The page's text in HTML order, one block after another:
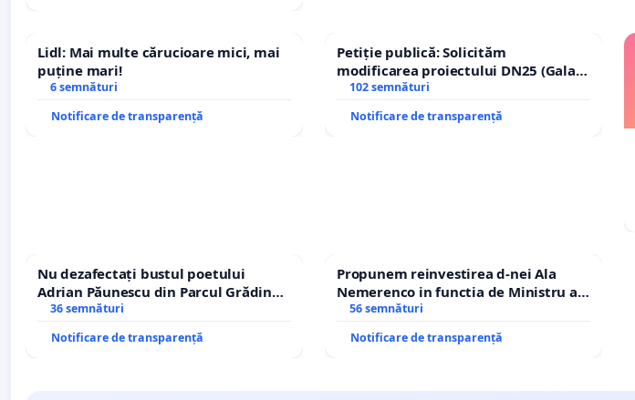
Lidl: Mai multe cărucioare mici, mai
puține mari!
6 semnături
Notificare de transparență
Petiție publică: Solicităm
modificarea proiectului DN25 (Galați
– Hanu Conachi) prin devierea
traseului în afara localităților!
102 semnături
Notificare de transparență
Nu dezafectați bustul poetului
Adrian Păunescu din Parcul Grădina
Icoanei! Stop cenzurii culturale!
36 semnături
Notificare de transparență
Propunem reinvestirea d-nei Ala
Nemerenco in functia de Ministru al
Sanatatii
56 semnături
Notificare de transparență